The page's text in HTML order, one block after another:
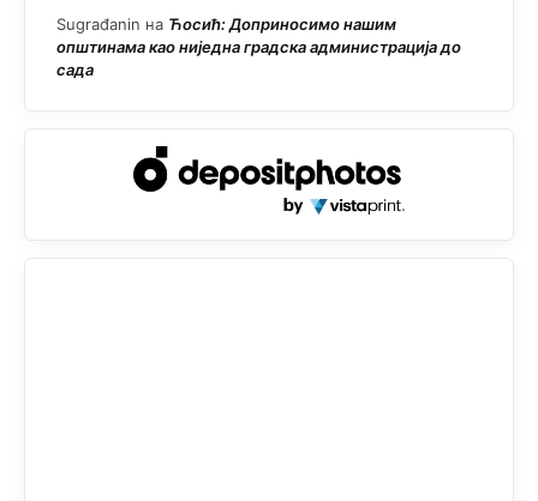
Sugrađanin на Ћосић: Доприносимо нашим
општинама као ниједна градска администрација до
сада